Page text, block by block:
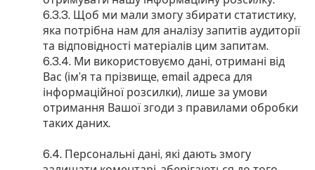
6.3.3. Щоб ми мали змогу збирати статистику,
яка потрібна нам для аналізу запитів аудиторії
та відповідності матеріалів цим запитам.
6.3.4. Ми використовуємо дані, отримані від
Вас (ім’я та прізвище, email адреса для
інформаційної розсилки), лише за умови
отримання Вашої згоди з правилами обробки
таких даних.
6.4. Персональні дані, які дають змогу